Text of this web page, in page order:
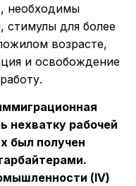
необходимы
стимулы для более
возрасте,
и освобождение
нехватку рабочей
был получен
(IV)